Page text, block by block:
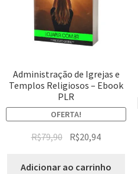
Administração de Igrejas e
Templos Religiosos – Ebook
PLR
OFERTA!
R$79,90 R$20,94
Adicionar ao carrinho